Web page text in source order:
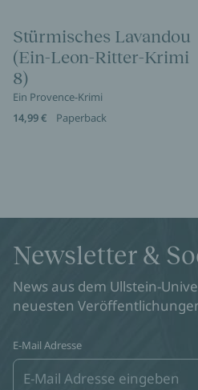
Stürmisches Lavandou
(Ein-Leon-Ritter-Krimi
8)
Ein Provence-Krimi
14,99 €
Paperback
Newsletter &
News aus dem Ullstein-
neuesten
E-Mail Adresse